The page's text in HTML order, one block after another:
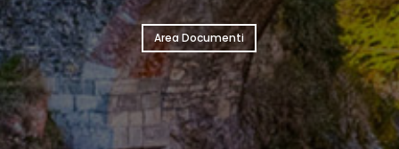
Area Documenti